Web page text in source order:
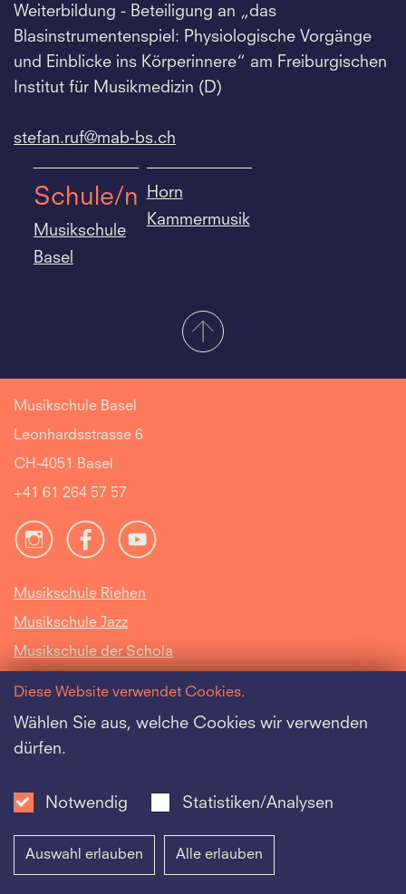
Weiterbildung - Beteiligung an „das
Blasinstrumentenspiel: Physiologische Vorgänge
und Einblicke ins Körperinnere“ am Freiburgischen
Institut für Musikmedizin (D)
stefan.ruf@mab-bs.ch
Schule/n
Musikschule
Basel
Horn
Kammermusik
Musikschule Basel
Leonhardsstrasse 6
CH-4051 Basel
+41 61 264 57 57
Musikschule Riehen
Musikschule Jazz
Musikschule der Schola
Intranet
Offene Stellen
Impressum | Datenschutz
Diese Website verwendet Cookies.
Wählen Sie aus, welche Cookies wir verwenden
dürfen.
Notwendig Statistiken/Analysen
Auswahl erlauben Alle erlauben